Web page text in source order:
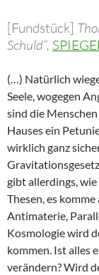
[Fundstück]
Schuld“,
(…) Natürlich
Seele, wogegen
sind die
Hauses ein
wirklich ganz
gibt allerdings,
Thesen, es
Antimaterie,
Kosmologie wird
kommen. Ist alles
verändern? Wird